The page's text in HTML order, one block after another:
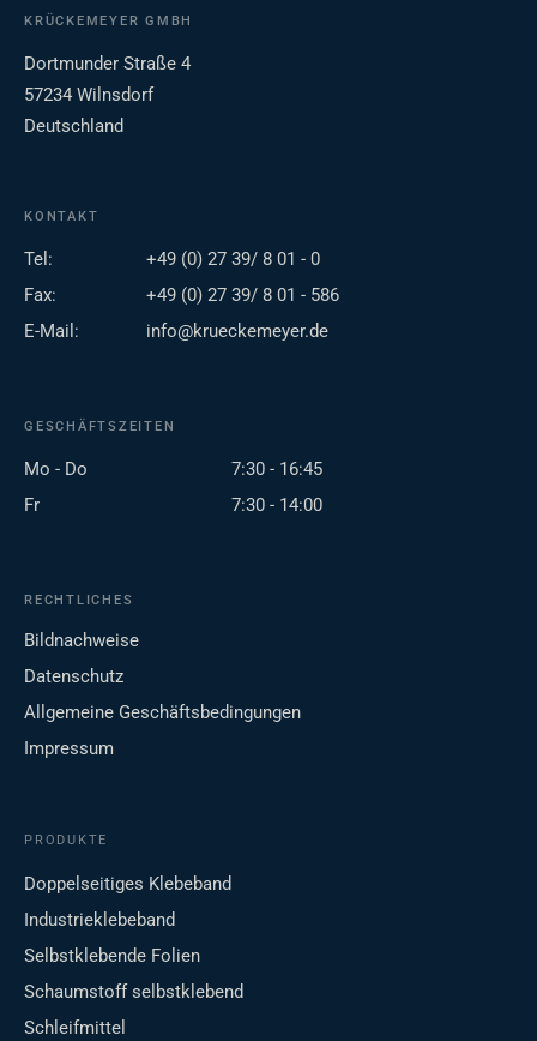
KRÜCKEMEYER GMBH
Dortmunder Straße 4
57234 Wilnsdorf
Deutschland
KONTAKT
Tel:
+49 (0) 27 39/ 8 01 - 0
Fax:
+49 (0) 27 39/ 8 01 - 586
E-Mail:
info@krueckemeyer.de
GESCHÄFTSZEITEN
Mo - Do
7:30 - 16:45
Fr
7:30 - 14:00
RECHTLICHES
Bildnachweise
Datenschutz
Allgemeine Geschäftsbedingungen
Impressum
PRODUKTE
Doppelseitiges Klebeband
Industrieklebeband
Selbstklebende Folien
Schaumstoff selbstklebend
Schleifmittel